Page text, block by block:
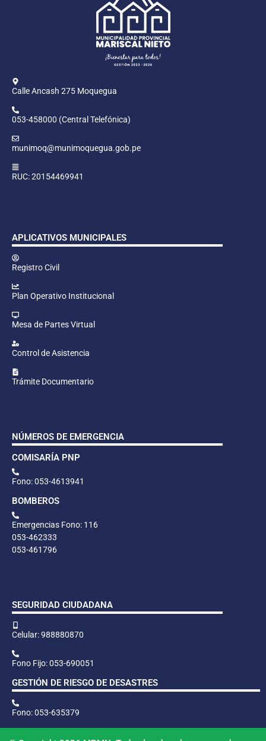
Calle Ancash 275 Moquegua
053-458000 (Central Telefónica)
munimoq@munimoquegua.gob.pe
RUC: 20154469941
APLICATIVOS MUNICIPALES
Registro Civil
Plan Operativo Institucional
Mesa de Partes Virtual
Control de Asistencia
Trámite Documentario
NÚMEROS DE EMERGENCIA
COMISARÍA PNP
Fono: 053-4613941
BOMBEROS
Emergencias Fono: 116
053-462333
053-461796
SEGURIDAD CIUDADANA
Celular: 988880870
Fono Fijo: 053-690051
GESTIÓN DE RIESGO DE DESASTRES
Fono: 053-635379